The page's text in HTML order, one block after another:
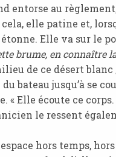
entorse au
elle patine et,
étonne. Elle va sur le
brume, en connaître
de ce désert
bateau jusqu’à se
Elle écoute ce corps.
le ressent
hors temps,